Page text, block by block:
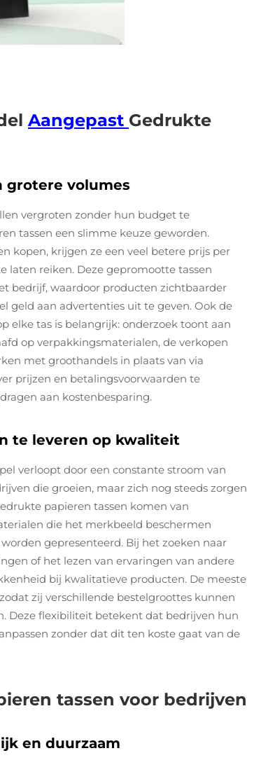
Aangepast Gedrukte
grotere volumes
vergroten zonder hun budget te
tassen een slimme keuze geworden.
kopen, krijgen ze een veel betere prijs per
reiken. Deze gepromootte tassen
bedrijf, waardoor producten zichtbaarder
geld aan advertenties uit te geven. Ook de
elke tas is belangrijk: onderzoek toont aan
op verpakkingsmaterialen, de verkopen
met groothandels in plaats van via
prijzen en betalingsvoorwaarden te
aan kostenbesparing.
te leveren op kwaliteit
verloopt door een constante stroom van
die groeien, maar zich nog steeds zorgen
papieren tassen komen van
die het merkbeeld beschermen
gepresenteerd. Bij het zoeken naar
of het lezen van ervaringen van andere
bij kwalitatieve producten. De meeste
zij verschillende bestelgroottes kunnen
Deze flexibiliteit betekent dat bedrijven hun
zonder dat dit ten koste gaat van de
tassen voor bedrijven
en duurzaam